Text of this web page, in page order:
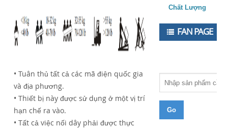
• Tuân thủ tất cả các mã điện quốc gia
và địa phương.
• Thiết bị này được sử dụng ở một vị trí
hạn chế ra vào.
• Tất cả việc nối dây phải được thực
Chất Lượng
FAN PAGE